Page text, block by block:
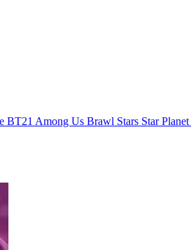
BT21 Among Us Brawl Stars Star Planet